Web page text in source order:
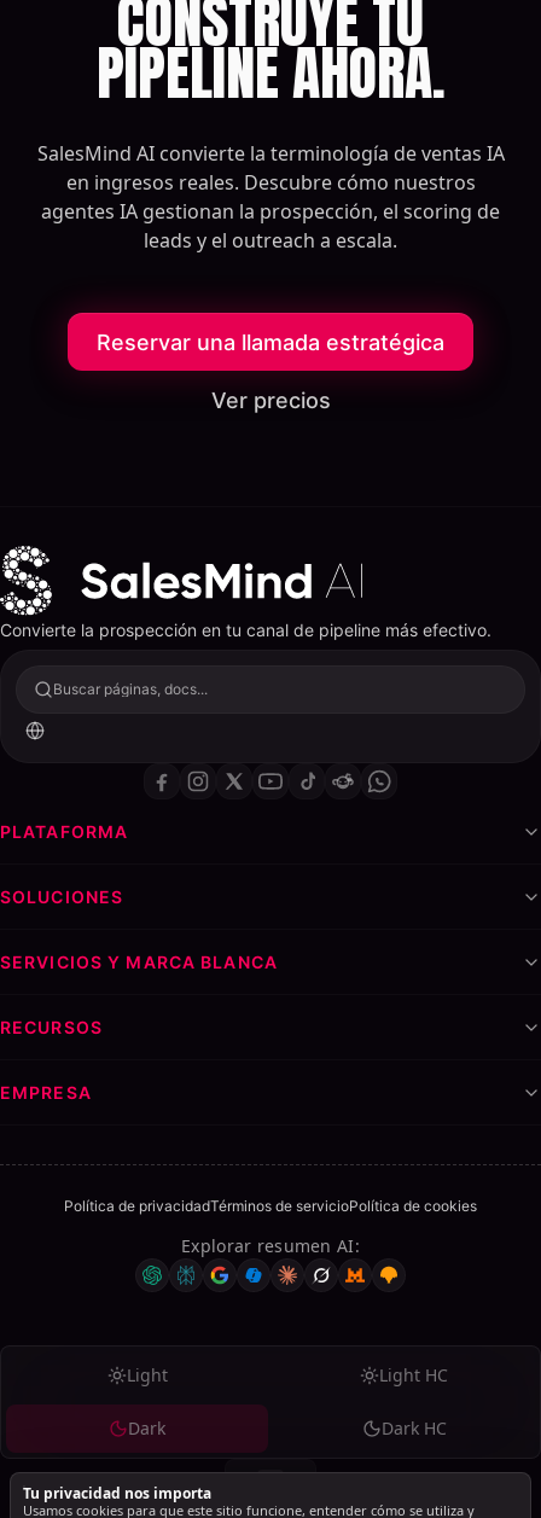
CONSTRUYE TU
PIPELINE AHORA.
SalesMind AI convierte la terminología de ventas IA
en ingresos reales. Descubre cómo nuestros
agentes IA gestionan la prospección, el scoring de
leads y el outreach a escala.
Reservar una llamada estratégica
Ver precios
Convierte la prospección en tu canal de pipeline más efectivo.
Buscar páginas, docs...
PLATAFORMA
SOLUCIONES
SERVICIOS Y MARCA BLANCA
RECURSOS
EMPRESA
Política de privacidadTérminos de servicioPolítica de cookies
Explorar resumen AI:
Light Light HC
Dark Dark HC
Tu privacidad nos importa
Usamos cookies para que este sitio funcione, entender cómo se utiliza y